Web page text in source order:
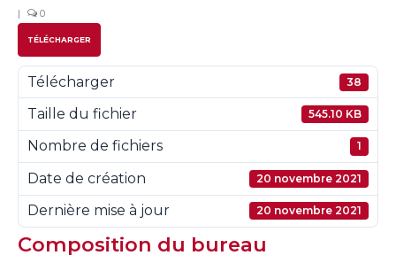
| 0
TÉLÉCHARGER
Télécharger 38
Taille du fichier 545.10 KB
Nombre de fichiers 1
Date de création 20 novembre 2021
Dernière mise à jour 20 novembre 2021
Composition du bureau